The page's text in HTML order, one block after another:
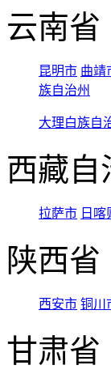
云南省
昆明市 曲靖
族自治州
大理白族自
西藏自
拉萨市 日喀
陕西省
西安市 铜川
甘肃省